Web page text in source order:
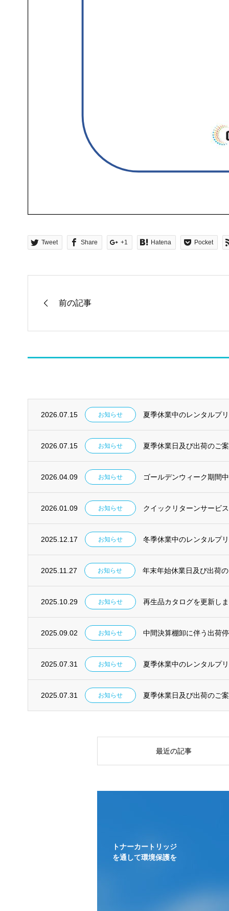
Tweet Share +1 Hatena Pocket
2026.07.15 お知らせ 夏季休業中のレンタルプ
2026.07.15 お知らせ 夏季休業日及び出荷のご
2026.04.09 お知らせ ゴールデンウィーク期間
2026.01.09 お知らせ クイックリターンサービ
2025.12.17 お知らせ 冬季休業中のレンタルプ
2025.11.27 お知らせ 年末年始休業日及び出荷
2025.10.29 お知らせ 再生品カタログを更新し
2025.09.02 お知らせ 中間決算棚卸に伴う出荷
2025.07.31 お知らせ 夏季休業中のレンタルプ
2025.07.31 お知らせ 夏季休業日及び出荷のご
最近の記事
トナーカートリッジ
を通して環境保護を